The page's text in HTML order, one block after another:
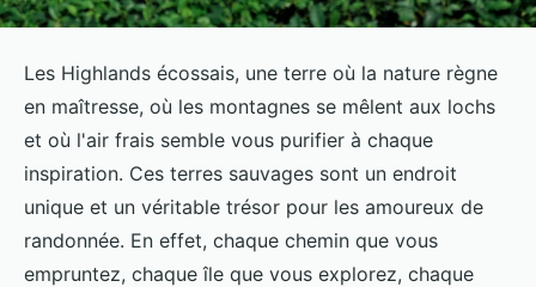
Les Highlands écossais, une terre où la nature règne
en maîtresse, où les montagnes se mêlent aux lochs
et où l'air frais semble vous purifier à chaque
inspiration. Ces terres sauvages sont un endroit
unique et un véritable trésor pour les amoureux de
randonnée. En effet, chaque chemin que vous
empruntez, chaque île que vous explorez, chaque